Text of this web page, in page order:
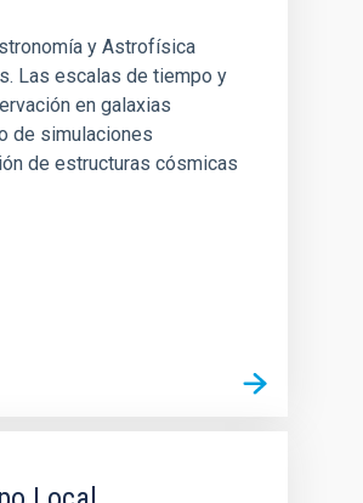
y Astrofísica
Las escalas de tiempo y
en galaxias
de simulaciones
de estructuras cósmicas